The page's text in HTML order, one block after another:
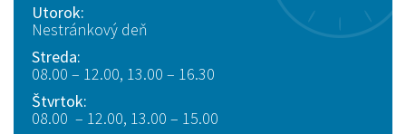
Utorok:
Nestránkový deň
Streda:
08.00 – 12.00, 13.00 – 16.30
Štvrtok:
08.00 – 12.00, 13.00 – 15.00